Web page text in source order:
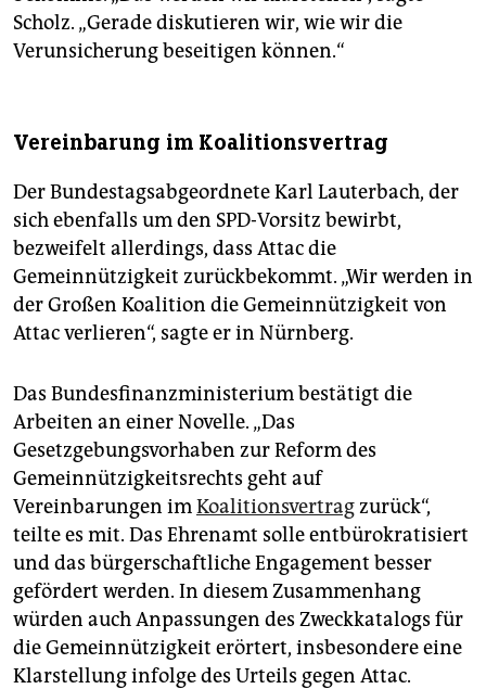
Scholz. „Gerade diskutieren wir, wie wir die
Verunsicherung beseitigen können.“
Vereinbarung im Koalitionsvertrag
Der ­Bundestagsabgeordnete Karl Lauterbach, der
sich ebenfalls um den SPD-Vorsitz bewirbt,
bezweifelt allerdings, dass Attac die
Gemeinnützigkeit zurückbekommt. „Wir werden in
der Großen Koalition die Gemeinnützigkeit von
Attac verlieren“, sagte er in Nürnberg.
Das Bundesfinanzministerium bestätigt die
Arbeiten an einer Novelle. „Das
Gesetzgebungsvorhaben zur Reform des
Gemeinnützigkeitsrechts geht auf
Vereinbarungen imKoalitionsvertragzurück“,
teilte es mit. Das Ehrenamt solle entbürokratisiert
und das bürgerschaftliche Engagement besser
gefördert werden. In diesem Zusammenhang
würden auch Anpassungen des Zweckkatalogs für
die Gemeinnützigkeit erörtert, insbesondere eine
Klarstellung infolge des Urteils gegen Attac.